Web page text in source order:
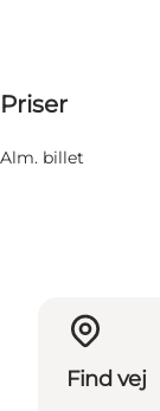
6 August
Priser
Alm. billet
Find vej